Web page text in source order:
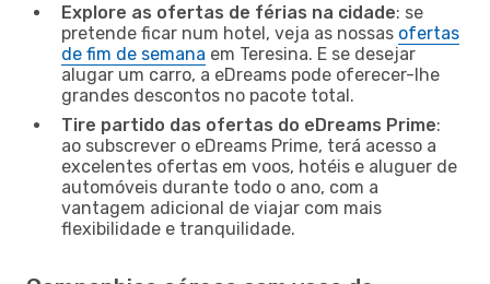
Explore as ofertas de férias na cidade: se
pretende ficar num hotel, veja as nossas ofertas
de fim de semana em Teresina. E se desejar
alugar um carro, a eDreams pode oferecer-lhe
grandes descontos no pacote total.
Tire partido das ofertas do eDreams Prime:
ao subscrever o eDreams Prime, terá acesso a
excelentes ofertas em voos, hotéis e aluguer de
automóveis durante todo o ano, com a
vantagem adicional de viajar com mais
flexibilidade e tranquilidade.